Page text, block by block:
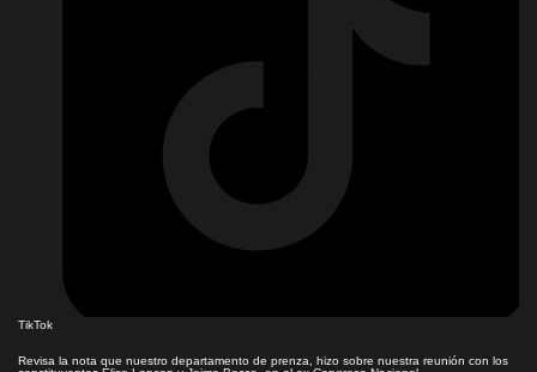
TikTok
Revisa la nota que nuestro departamento de prenza, hizo sobre nuestra reunión con los